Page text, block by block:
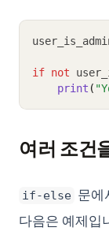
if not
print (
여러 조건
if-else 문에
다음은 예제입